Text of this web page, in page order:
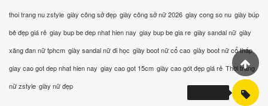
thoi trang nu zstyle giày công sở đẹp giày công sở nữ 2026 giay cong so nu giày búp
bê đẹp giá rẻ giay bup be dep nhat hien nay giay bup be gia re giày sandal nữ giày
xăng đan nữ tphcm giày sandal nữ đi học giày boot nữ cổ cao giày boot nữ cổ thấp
giay cao got dep nhat hien nay giay cao got 15cm giày cao gót đẹp giá rẻ Thời trang
nữ zstyle giày nữ đẹp